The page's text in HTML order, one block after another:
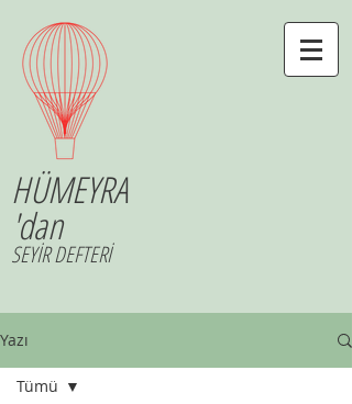
HÜMEYRA
'dan
SEYİR DEFTERİ
Yazı
Tümü